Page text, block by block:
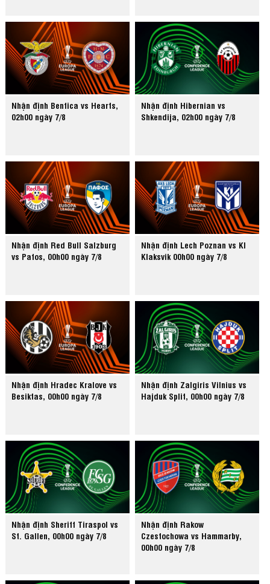
Nhận định Benfica vs Hearts,
02h00 ngày 7/8
Nhận định Hibernian vs
Shkendija, 02h00 ngày 7/8
Nhận định Red Bull Salzburg
vs Pafos, 00h00 ngày 7/8
Nhận định Lech Poznan vs KI
Klaksvik 00h00 ngày 7/8
Nhận định Hradec Kralove vs
Besiktas, 00h00 ngày 7/8
Nhận định Zalgiris Vilnius vs
Hajduk Split, 00h00 ngày 7/8
Nhận định Sheriff Tiraspol vs
St. Gallen, 00h00 ngày 7/8
Nhận định Rakow
Czestochowa vs Hammarby,
00h00 ngày 7/8